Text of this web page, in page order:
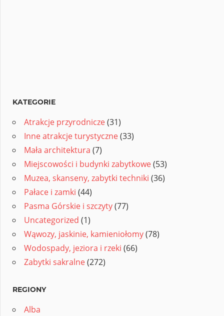
KATEGORIE
Atrakcje przyrodnicze(31)
Inne atrakcje turystyczne(33)
Mała architektura (7)
Miejscowości i budynki zabytkowe(53)
Muzea, skanseny, zabytki techniki (36)
Pałace i zamki (44)
Pasma Górskie i szczyty(77)
Uncategorized (1)
Wąwozy, jaskinie, kamieniołomy(78)
Wodospady, jeziora i rzeki (66)
Zabytki sakralne(272)
REGIONY
Alba